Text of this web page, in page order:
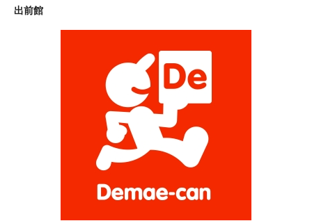
出前館